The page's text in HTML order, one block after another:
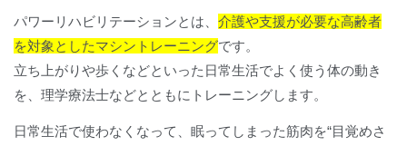
パワーリハビリテーションとは、 介護や支援が必要な高齢者
を対象としたマシントレーニングです。
立ち上がりや歩くなどといった日常生活でよく使う体の動き
を、理学療法士などとともにトレーニングします。
日常生活で使わなくなって、眠ってしまった筋肉を“目覚めさ